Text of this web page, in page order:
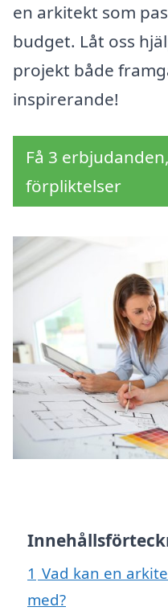
en arkitekt som
budget. Låt oss
projekt både
inspirerande!
Få 3
förpliktelser
1 Vad kan en
med?